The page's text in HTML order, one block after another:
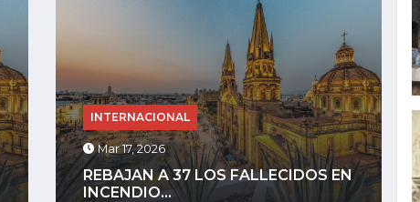
INTERNACIONAL
Mar 17, 2026
JOVEN CREA TUTORIAL PARA QUE
SU ABUELITA...